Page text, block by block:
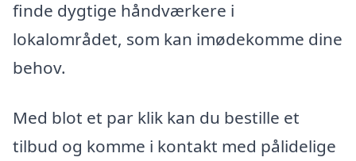
finde dygtige håndværkere i
lokalområdet, som kan imødekomme dine
behov.
Med blot et par klik kan du bestille et
tilbud og komme i kontakt med pålidelige